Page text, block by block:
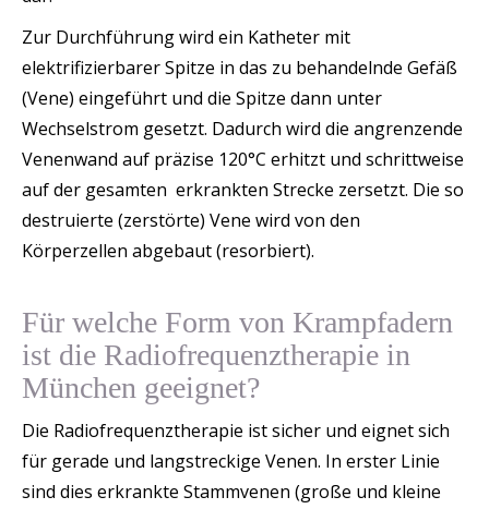
Zur Durchführung wird ein Katheter mit
elektrifizierbarer Spitze in das zu behandelnde Gefäß
(Vene) eingeführt und die Spitze dann unter
Wechselstrom gesetzt. Dadurch wird die angrenzende
Venenwand auf präzise 120°C erhitzt und schrittweise
auf der gesamten erkrankten Strecke zersetzt. Die so
destruierte (zerstörte) Vene wird von den
Körperzellen abgebaut (resorbiert).
Für welche Form von Krampfadern
ist die Radiofrequenztherapie in
München geeignet?
Die Radiofrequenztherapie ist sicher und eignet sich
für gerade und langstreckige Venen. In erster Linie
sind dies erkrankte Stammvenen (große und kleine